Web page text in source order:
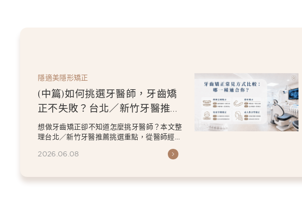
隱適美隱形矯正
(中篇)如何挑選牙醫師，牙齒矯
正不失敗？台北／新竹牙醫推薦
指南
想做牙齒矯正卻不知道怎麼挑牙醫師？本文整
理台北／新竹牙醫推薦挑選重點，從醫師經
2026.06.08